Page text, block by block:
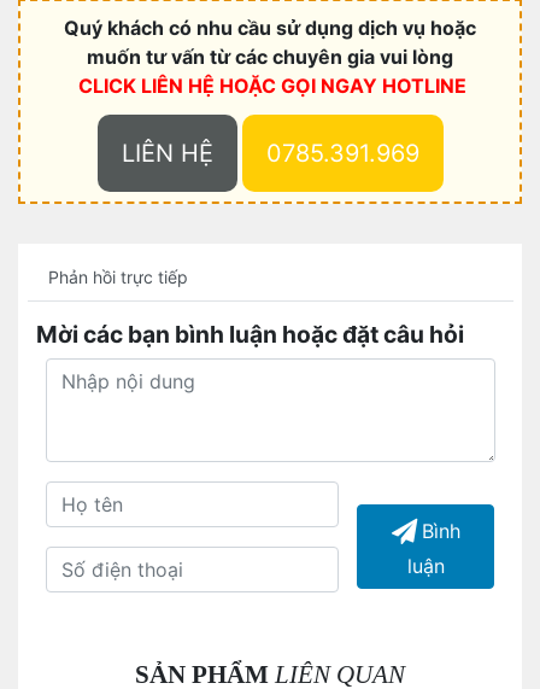
Quý khách có nhu cầu sử dụng dịch vụ hoặc
muốn tư vấn từ các chuyên gia vui lòng
CLICK LIÊN HỆ HOẶC GỌI NGAY HOTLINE
LIÊN HỆ 0785.391.969
Phản hồi trực tiếp
Mời các bạn bình luận hoặc đặt câu hỏi
Bình
luận
SẢN PHẨM LIÊN QUAN